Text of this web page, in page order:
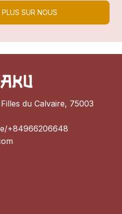
PLUS SUR NOUS
du Calvaire, 75003
+84966206648